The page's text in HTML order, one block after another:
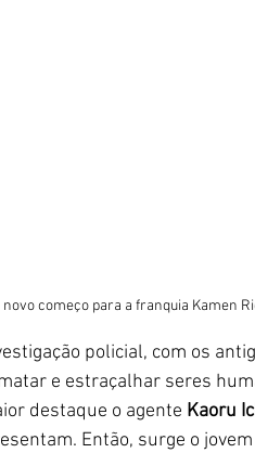
novo começo para a franquia Kamen
policial, com os
e estraçalhar seres
destaque o agente Kaoru
Então, surge o jovem